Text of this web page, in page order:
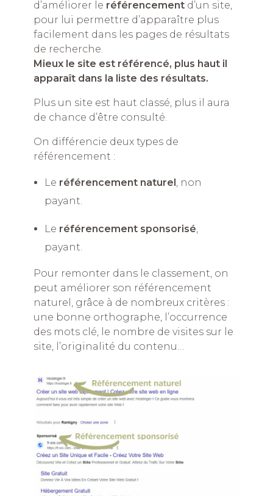
d’améliorer le référencement d’un site,
pour lui permettre d’apparaître plus
facilement dans les pages de résultats
de recherche.
Mieux le site est référencé, plus haut il
apparaît dans la liste des résultats.
Plus un site est haut classé, plus il aura
de chance d’être consulté.
On différencie deux types de
référencement :
Le référencement naturel , non
payant.
Le référencement sponsorisé,
payant.
Pour remonter dans le classement, on
peut améliorer son référencement
naturel, grâce à de nombreux critères :
une bonne orthographe, l’occurrence
des mots clé, le nombre de visites sur le
site, l’originalité du contenu…